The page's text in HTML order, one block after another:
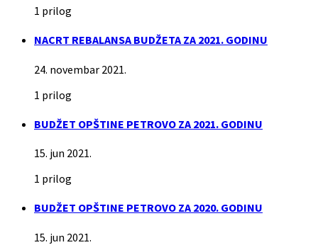
1 prilog
NACRT REBALANSA BUDŽETA ZA 2021. GODINU
24. novembar 2021.
1 prilog
BUDŽET OPŠTINE PETROVO ZA 2021. GODINU
15. jun 2021.
1 prilog
BUDŽET OPŠTINE PETROVO ZA 2020. GODINU
15. jun 2021.